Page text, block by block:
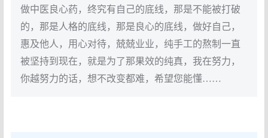
做中医良心药，终究有自己的底线，那是不能被打破
的，那是人格的底线，那是良心的底线，做好自己，
惠及他人，用心对待，兢兢业业，纯手工的熬制一直
被坚持到现在，就是为了那果效的纯真，我在努力，
你越努力的话，想不改变都难，希望您能懂……